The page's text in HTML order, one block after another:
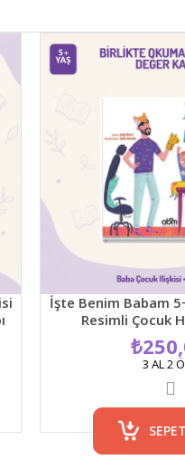
İşte Benim Babam
Resimli Çocuk
3 AL 2